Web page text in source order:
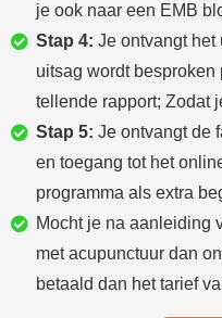
je ook naar een EMB
Stap 4: Je ontvangt
uitsag wordt
tellende rapport; Zodat
Stap 5: Je ontvangt de
en toegang tot het
programma als extra
Mocht je na aanleiding
met acupunctuur dan
betaald dan het tarief